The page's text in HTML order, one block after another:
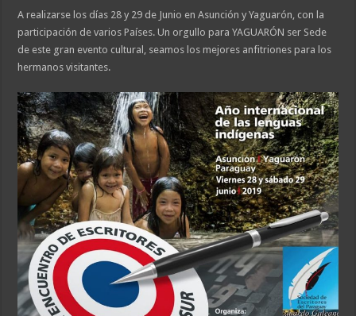
A realizarse los días 28 y 29 de Junio en Asunción y Yaguarón, con la
participación de varios Países. Un orgullo para YAGUARÓN ser Sede
de este gran evento cultural, seamos los mejores anfitriones para los
hermanos visitantes.